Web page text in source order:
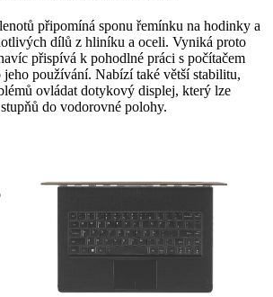
připomíná sponu řemínku na hodinky a
dílů z hliníku a oceli. Vyniká proto
přispívá k pohodlné práci s počítačem
jeho používání. Nabízí také větší stabilitu,
ovládat dotykový displej, který lze
do vodorovné polohy.